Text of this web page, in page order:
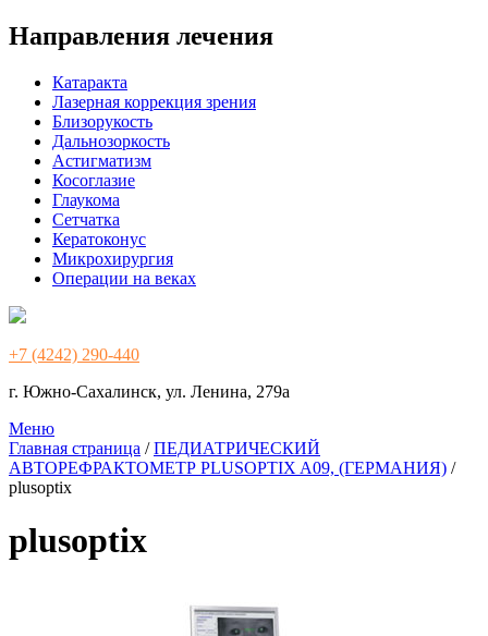
Направления лечения
Катаракта
Лазерная коррекция зрения
Близорукость
Дальнозоркость
Астигматизм
Косоглазие
Глаукома
Сетчатка
Кератоконус
Микрохирургия
Операции на веках
+7 (4242) 290-440
г. Южно-Сахалинск, ул. Ленина, 279а
Меню
Главная страница /ПЕДИАТРИЧЕСКИЙ
АВТОРЕФРАКТОМЕТР PLUSOPTIX A09, (ГЕРМАНИЯ) /
plusoptix
plusoptix